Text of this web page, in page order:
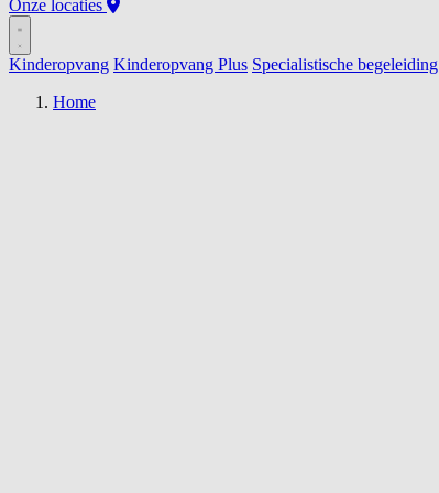
Onze locaties
Kinderopvang Kinderopvang Plus Specialistische begeleiding
Home